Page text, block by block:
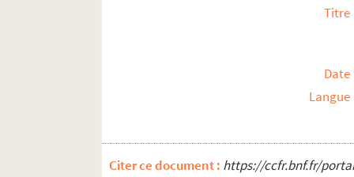
Titre
Date
Langue
Citer ce document : https://ccfr.bnf.fr/